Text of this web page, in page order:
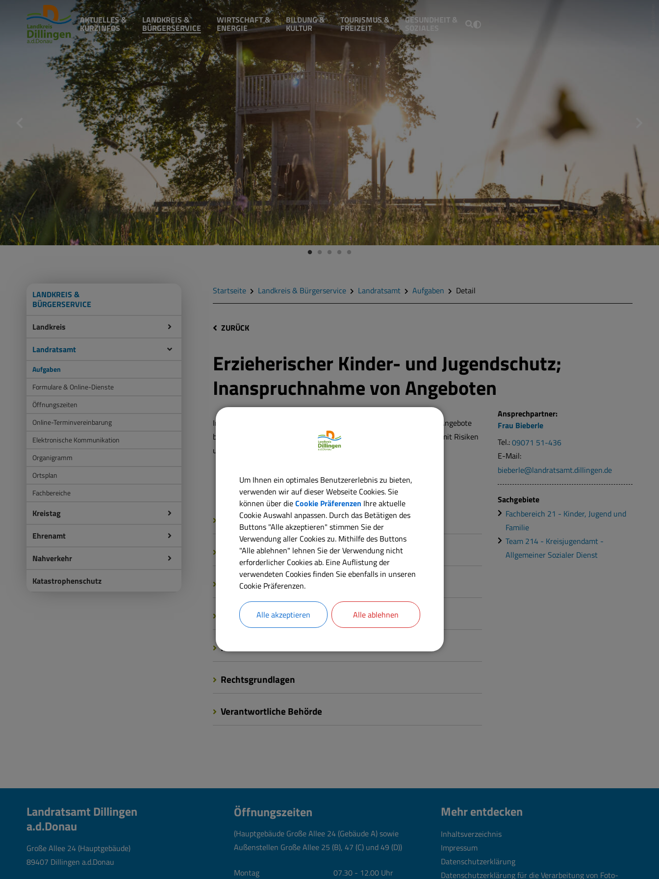
AKTUELLES &
KURZINFOS
LANDKREIS &
BÜRGERSERVICE
WIRTSCHAFT &
ENERGIE
BILDUNG &
KULTUR
TOURISMUS &
FREIZEIT
GESUNDHEIT &
SOZIALES
LANDKREIS &
BÜRGERSERVICE
Landkreis
Landratsamt
Aufgaben
Formulare & Online-Dienste
Öffnungszeiten
Online-Terminvereinbarung
Elektronische Kommunikation
Organigramm
Ortsplan
Fachbereiche
Kreistag
Ehrenamt
Nahverkehr
Katastrophenschutz
Startseite Landkreis & Bürgerservice Landratsamt Aufgaben Detail
ZURÜCK
Erzieherischer Kinder- und Jugendschutz;
Inanspruchnahme von Angeboten
Im Rahmen des erzieherischen Kinder- und Jugendschutzes werden Angebote
bereitgestellt, die dazu dienen, Kinder und Jugendliche zu befähigen mit Risiken
umzugehen und sie vor Gefahren zu schützen.
Langbeschreibung
Verfahrensablauf
Weiterführende Links
Fristen
Kosten
Rechtsgrundlagen
Verantwortliche Behörde
Ansprechpartner:
Frau Bieberle
Tel.:09071 51-436
E-Mail:
bieberle@landratsamt.dillingen.de
Sachgebiete
Fachbereich 21 - Kinder, Jugend und
Familie
Team 214 - Kreisjugendamt -
Allgemeiner Sozialer Dienst
Landratsamt Dillingen
a.d.Donau
Große Allee 24 (Hauptgebäude)
89407 Dillingen a.d.Donau
Öffnungszeiten
(Hauptgebäude Große Allee 24 (Gebäude A) sowie
Außenstellen Große Allee 25 (B), 47 (C) und 49 (D))
Montag 07.30 - 12.00 Uhr
Mehr entdecken
Inhaltsverzeichnis
Impressum
Datenschutzerklärung
Datenschutzerklärung für die Verarbeitung von Foto-
Um Ihnen ein optimales Benutzererlebnis zu bieten,
verwenden wir auf dieser Webseite Cookies. Sie
können über dieCookie Präferenzen Ihre aktuelle
Cookie Auswahl anpassen. Durch das Betätigen des
Buttons "Alle akzeptieren" stimmen Sie der
Verwendung aller Cookies zu. Mithilfe des Buttons
"Alle ablehnen" lehnen Sie der Verwendung nicht
erforderlicher Cookies ab. Eine Auflistung der
verwendeten Cookies finden Sie ebenfalls in unseren
Cookie Präferenzen.
Alle akzeptieren Alle ablehnen